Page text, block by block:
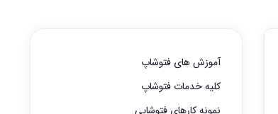
آموزش های فتوشاپ
کلیه خدمات فتوشاپ
نمونه کارهای فتوشاپی